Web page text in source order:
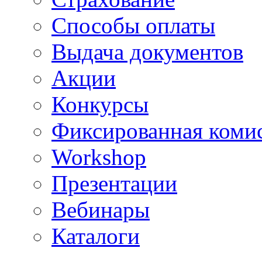
Способы оплаты
Выдача документов
Акции
Конкурсы
Фиксированная
Workshop
Презентации
Вебинары
Каталоги